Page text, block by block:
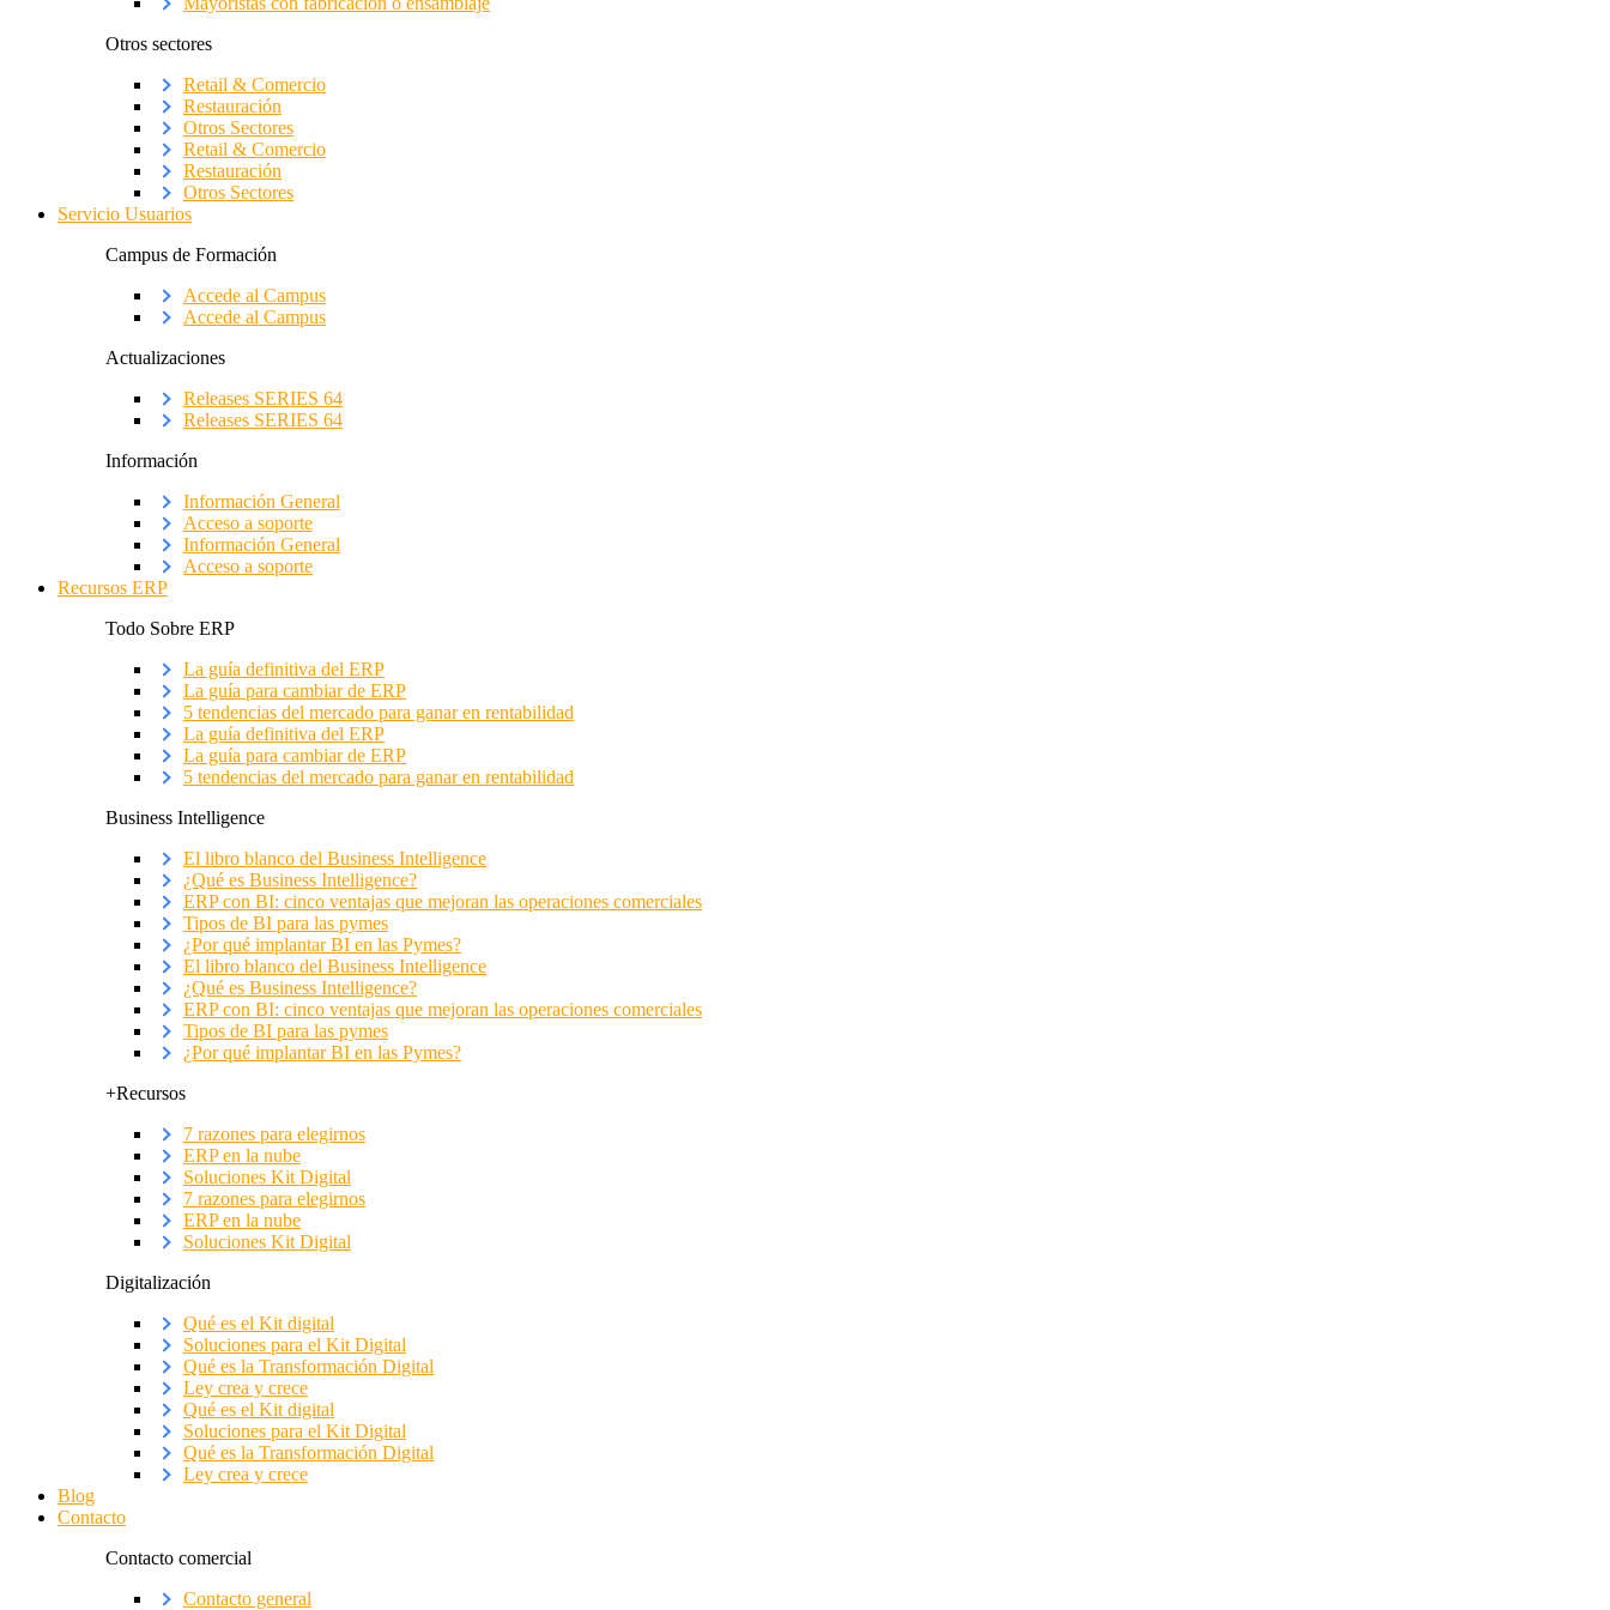
Otros sectores
Retail & Comercio
Restauración
Otros Sectores
Retail & Comercio
Restauración
Otros Sectores
Servicio Usuarios
Campus de Formación
Accede al Campus
Accede al Campus
Actualizaciones
Releases SERIES 64
Releases SERIES 64
Información
Información General
Acceso a soporte
Información General
Acceso a soporte
Recursos ERP
Todo Sobre ERP
La guía definitiva del ERP
La guía para cambiar de ERP
5 tendencias del mercado para ganar en rentabilidad
La guía definitiva del ERP
La guía para cambiar de ERP
5 tendencias del mercado para ganar en rentabilidad
Business Intelligence
El libro blanco del Business Intelligence
¿Qué es Business Intelligence?
ERP con BI: cinco ventajas que mejoran las operaciones comerciales
Tipos de BI para las pymes
¿Por qué implantar BI en las Pymes?
El libro blanco del Business Intelligence
¿Qué es Business Intelligence?
ERP con BI: cinco ventajas que mejoran las operaciones comerciales
Tipos de BI para las pymes
¿Por qué implantar BI en las Pymes?
+Recursos
7 razones para elegirnos
ERP en la nube
Soluciones Kit Digital
7 razones para elegirnos
ERP en la nube
Soluciones Kit Digital
Digitalización
Qué es el Kit digital
Soluciones para el Kit Digital
Qué es la Transformación Digital
Ley crea y crece
Qué es el Kit digital
Soluciones para el Kit Digital
Qué es la Transformación Digital
Ley crea y crece
Blog
Contacto
Contacto comercial
Contacto general